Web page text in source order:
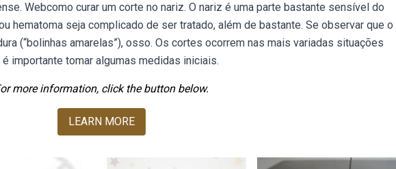
Webcomo curar um corte no nariz. O nariz é uma parte bastante sensível do
hematoma seja complicado de ser tratado, além de bastante. Se observar que o
(“bolinhas amarelas”), osso. Os cortes ocorrem nas mais variadas situações
importante tomar algumas medidas iniciais.
more information, click the button below.
LEARN MORE